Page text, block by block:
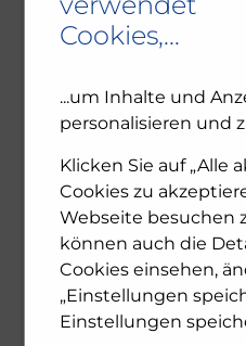
Leseprobe: Bewegte
Zukunft. 1945-2025
Dezember 2025
November 2025
Oktober 2025
Juli 2025
Juni 2025
April 2025
Feber 2025
Cookies,...
...um Inhalte und
personalisieren und
Klicken Sie auf „Alle
Cookies zu
Webseite besuchen
können auch die
Cookies einsehen,
„Einstellungen
Einstellungen